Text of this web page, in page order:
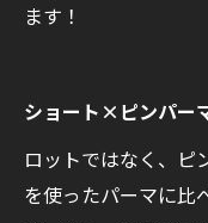
ます！
ショート×ピンパー
ロットではなく、ピ
を使ったパーマに比